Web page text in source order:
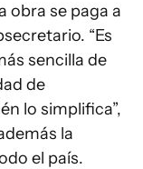
obra se paga a
“Es
sencilla de
de
lo simplifica”,
la
el país.